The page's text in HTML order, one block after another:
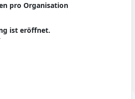
pro Organisation
ist eröffnet.